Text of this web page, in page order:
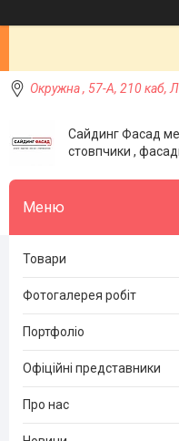
Окружна , 57-А, 210 каб,
Сайдинг Фасад
стовпчики ,
Товари
Фотогалерея робіт
Портфоліо
Офіційні представники
Про нас